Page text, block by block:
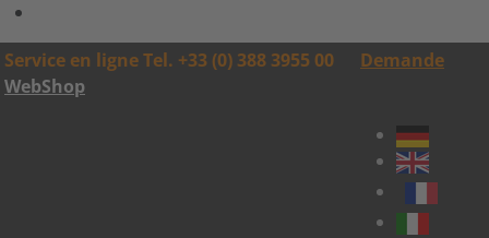
Service en ligne Tel. +33 (0) 388 3955 00
Demande
WebShop